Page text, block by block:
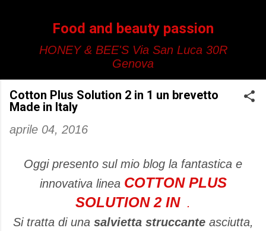
Food and beauty passion
HONEY & BEE'S Via San Luca 30R
Genova
Cotton Plus Solution 2 in 1 un brevetto
Made in Italy
aprile 04, 2016
Oggi presento sul mio blog la fantastica e
innovativa linea COTTON PLUS
SOLUTION 2 IN.
Si tratta di unasalvietta struccanteasciutta,